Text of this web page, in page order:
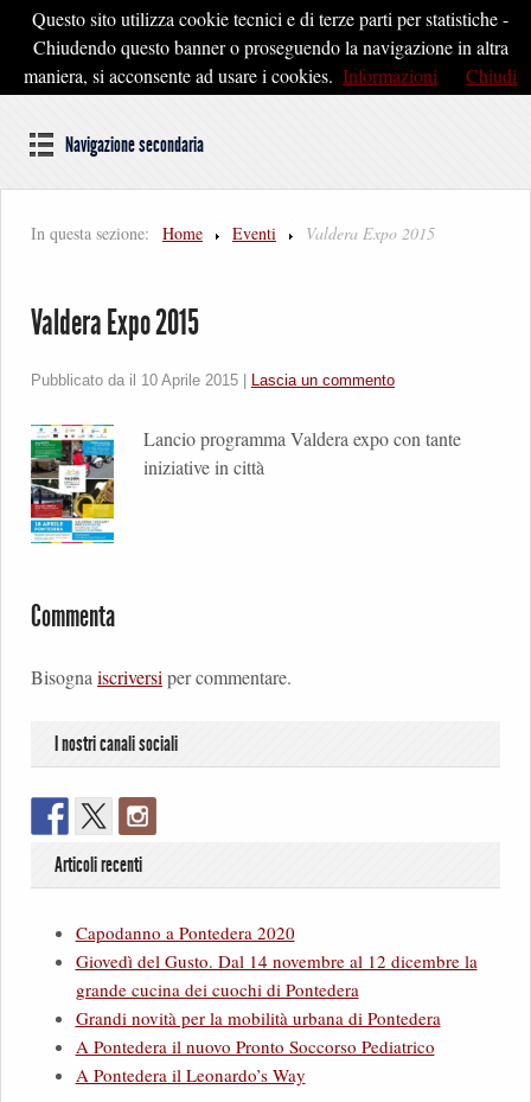
Pontedera2020
Dal cuore della Toscana un'idea di Futuro
Navigazione secondaria
In questa sezione: Home Eventi Valdera Expo 2015
Valdera Expo 2015
Pubblicato da il 10 Aprile 2015 Lascia un commento
Lancio programma Valdera expo con tante
iniziative in città
Commenta
Bisognaiscriversiper commentare.
I nostri canali sociali
Articoli recenti
Capodanno a Pontedera 2020
Giovedì del Gusto. Dal 14 novembre al 12 dicembre la
grande cucina dei cuochi di Pontedera
Grandi novità per la mobilità urbana di Pontedera
A Pontedera il nuovo Pronto Soccorso Pediatrico
A Pontedera il Leonardo’s Way
Questo sito utilizza cookie tecnici e di terze parti per statistiche -
Chiudendo questo banner o proseguendo la navigazione in altra
maniera, si acconsente ad usare i cookies. Informazioni Chiudi